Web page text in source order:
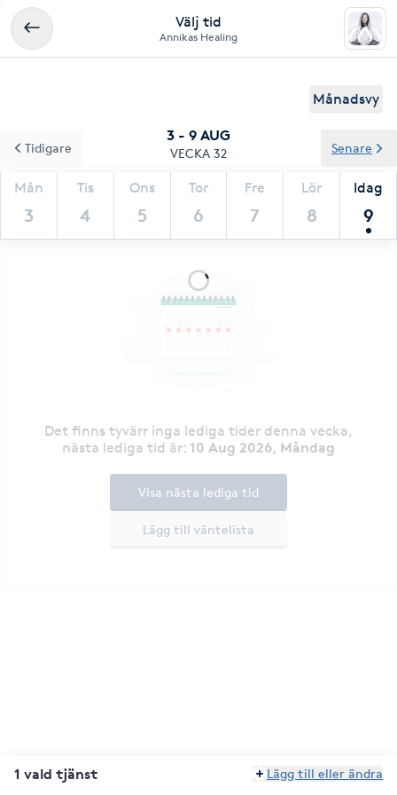
Välj tid
Annikas Healing
Månadsvy
3 - 9 AUG
VECKA 32
Mån
3
Tis
4
Ons
5
Tor
6
Fre
7
Lör
8
Idag
9
Tidigare Senare
Det finns tyvärr inga lediga tider denna vecka,
nästa lediga tid är: 10 Aug 2026, Måndag
Lägg till väntelista
Visa nästa lediga tid
1 vald tjänst Lägg till eller ändra